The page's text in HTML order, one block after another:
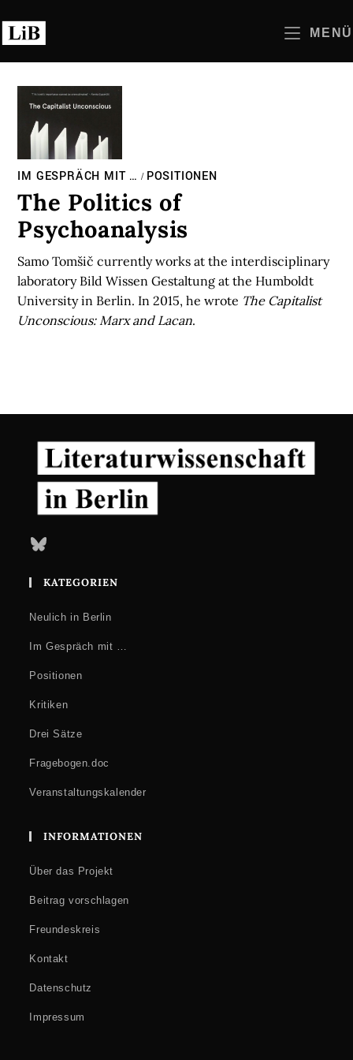
Inhalt
springen
MENÜ
IM GESPRÄCH MIT … / POSITIONEN
The Politics of
Psychoanalysis
Samo Tomšič currently works at the interdisciplinary
laboratory Bild Wissen Gestaltung at the Humboldt
University in Berlin. In 2015, he wrote The Capitalist
Unconscious: Marx and Lacan.
Bluesky
KATEGORIEN
Neulich in Berlin
Im Gespräch mit …
Positionen
Kritiken
Drei Sätze
Fragebogen.doc
Veranstaltungskalender
INFORMATIONEN
Über das Projekt
Beitrag vorschlagen
Freundeskreis
Kontakt
Datenschutz
Impressum